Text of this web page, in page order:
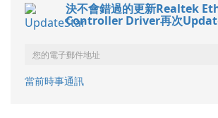
決不會錯過的更新Realtek
Controller Driver再次
當前時事通訊